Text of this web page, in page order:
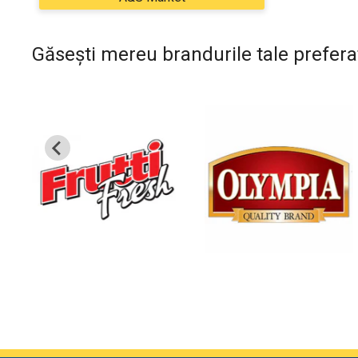
Găsești mereu brandurile tale